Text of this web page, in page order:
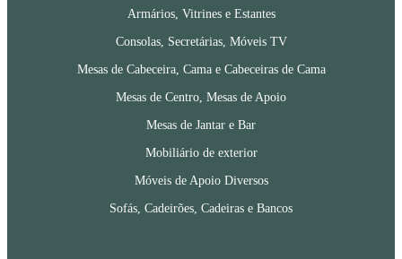
Armários, Vitrines e Estantes
Consolas, Secretárias, Móveis TV
Mesas de Cabeceira, Cama e Cabeceiras de Cama
Mesas de Centro, Mesas de Apoio
Mesas de Jantar e Bar
Mobiliário de exterior
Móveis de Apoio Diversos
Sofás, Cadeirões, Cadeiras e Bancos